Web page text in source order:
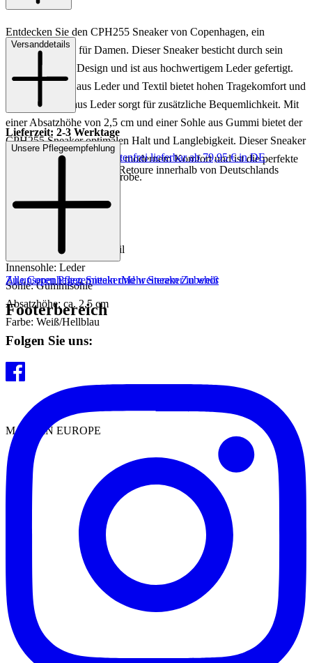
Entdecken Sie den CPH255 Sneaker von Copenhagen, ein
eleganter Schuh für Damen. Dieser Sneaker besticht durch sein
weiß/hellblaues Design und ist aus hochwertigem Leder gefertigt.
Das Innenfutter aus Leder und Textil bietet hohen Tragekomfort und
die Innensohle aus Leder sorgt für zusätzliche Bequemlichkeit. Mit
einer Absatzhöhe von 2,5 cm und einer Sohle aus Gummi bietet der
CPH255 Sneaker optimalen Halt und Langlebigkeit. Dieser Sneaker
vereint klassischen Stil mit modernem Komfort und ist die perfekte
Ergänzung für jede Garderobe.
Innenmaterial: Leder/Textil
Innensohle: Leder
Sohle: Gummisohle
Absatzhöhe: ca. 2,5 cm
Farbe: Weiß/Hellblau
MADE IN EUROPE
Versanddetails
Lieferzeit: 2-3 Werktage
Keine Versandkosten:
kostenfrei lieferbar ab 79,95 € in DE
Einfache und Kostenlose Retoure innerhalb von Deutschlands
Unsere Pflegeempfehlung
Zu unseren Pflegemitteln und weiterem Zubehör
Alle Copenhagen SneakerMehr Sneaker in weiß
Footerbereich
Folgen Sie uns: